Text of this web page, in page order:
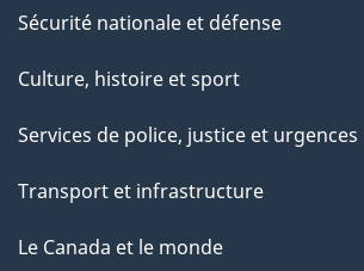
Sécurité nationale et défense
Culture, histoire et sport
Services de police, justice et urgences
Transport et infrastructure
Le Canada et le monde